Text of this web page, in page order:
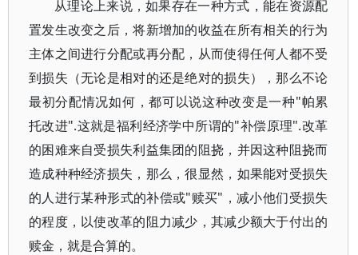
从理论上来说，如果存在一种方式，能在资源配
置发生改变之后，将新增加的收益在所有相关的行为
主体之间进行分配或再分配，从而使得任何人都不受
到损失（无论是相对的还是绝对的损失），那么不论
最初分配情况如何，都可以说这种改变是一种"帕累
托改进".这就是福利经济学中所谓的"补偿原理".改革
的困难来自受损失利益集团的阻挠，并因这种阻挠而
造成种种经济损失，那么，很显然，如果能对受损失
的人进行某种形式的补偿或"赎买"，减小他们受损失
的程度，以使改革的阻力减少，其减少额大于付出的
赎金，就是合算的。